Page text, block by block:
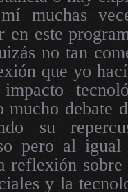
muchas
en este
no tan
que yo
mucho debate
su
pero al
reflexión
y la